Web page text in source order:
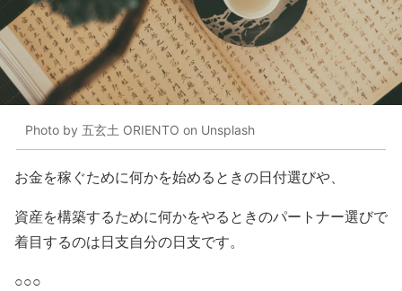
Photo by 五玄土 ORIENTO on Unsplash
お金を稼ぐために何かを始めるときの日付選びや、
資産を構築するために何かをやるときのパートナー選びで
着目するのは日支自分の日支です。
○○○